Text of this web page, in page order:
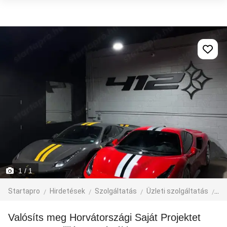
1 / 1
Startapro Hirdetések Szolgáltatás Üzleti szolgáltatás
Valósíts meg Horvátországi Saját Projektet